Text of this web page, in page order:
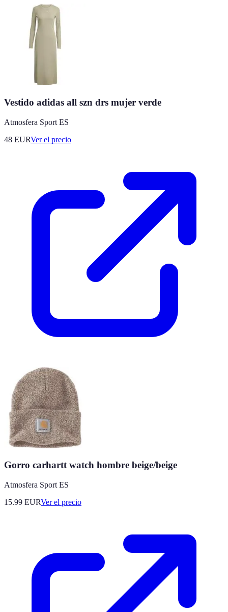
Vestido adidas all szn drs mujer verde
Atmosfera Sport ES
48 EURVer el precio
Gorro carhartt watch hombre beige/beige
Atmosfera Sport ES
15.99 EURVer el precio